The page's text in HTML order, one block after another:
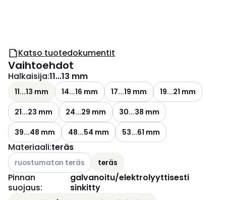
Katso tuotedokumentit
Vaihtoehdot
Halkaisija:11...13 mm
11...13 mm 14...16 mm 17...19 mm
19...21 mm
21...23 mm
24...29 mm
30...38 mm
39...48 mm
48...54 mm 53...61 mm
Materiaali:teräs
Katso käytettävissä olevat vaihtoehdot
ruostumaton teräs teräs
Pinnan
suojaus:
galvanoitu/elektrolyyttisesti
sinkitty